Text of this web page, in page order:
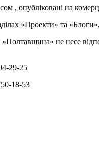
, опубліковані на
«Проекти» та
не несе
29-25
18-53